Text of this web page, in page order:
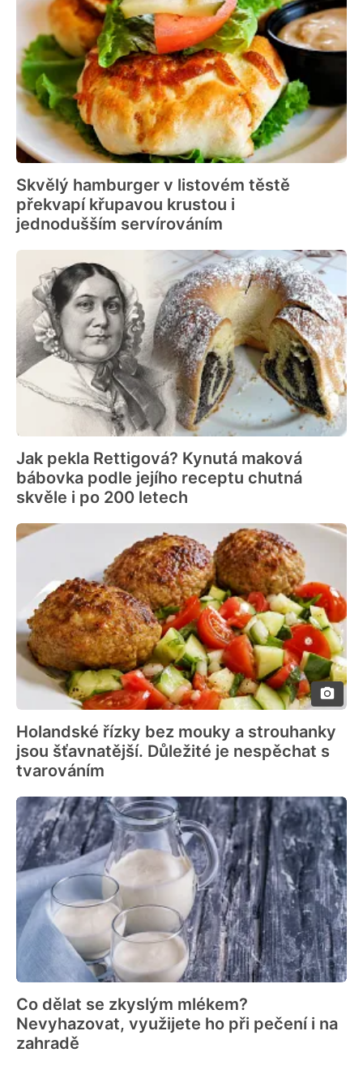
Skvělý hamburger v listovém těstě
překvapí křupavou krustou i
jednodušším servírováním
Jak pekla Rettigová? Kynutá maková
bábovka podle jejího receptu chutná
skvěle i po 200 letech
Holandské řízky bez mouky a strouhanky
jsou šťavnatější. Důležité je nespěchat s
tvarováním
Co dělat se zkyslým mlékem?
Nevyhazovat, využijete ho při pečení i na
zahradě